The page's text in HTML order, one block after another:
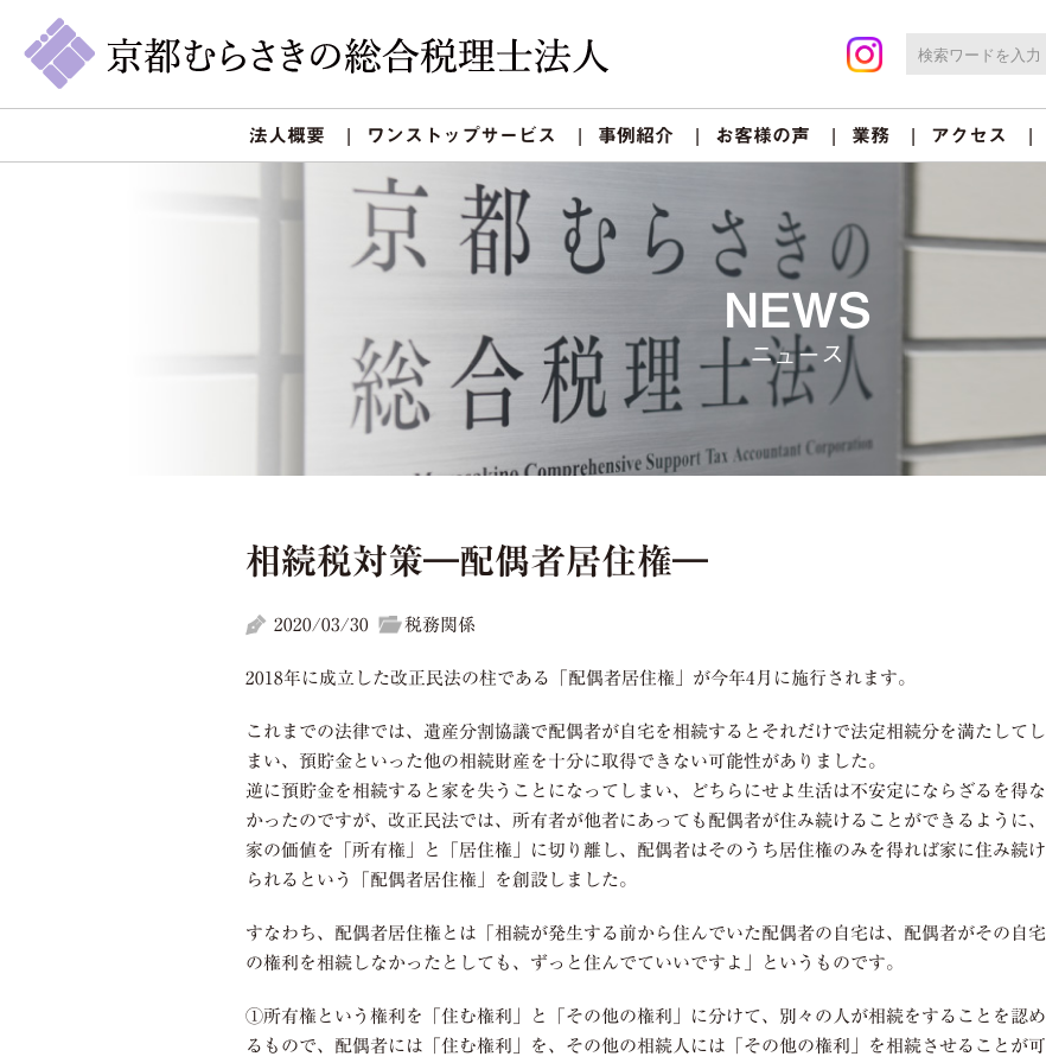
法人概要 ワンストップサービス 事例紹介 お客様の声 業務 アクセス
NEWS
ニュース
相続税対策―配偶者居住権―
2020/03/30 税務関係
2018年に成立した改正民法の柱である「配偶者居住権」が今年4月に施行されます。
これまでの法律では、遺産分割協議で配偶者が自宅を相続するとそれだけで法定相続分を満たしてし
まい、預貯金といった他の相続財産を十分に取得できない可能性がありました。
逆に預貯金を相続すると家を失うことになってしまい、どちらにせよ生活は不安定にならざるを得な
かったのですが、改正民法では、所有者が他者にあっても配偶者が住み続けることができるように、
家の価値を「所有権」と「居住権」に切り離し、配偶者はそのうち居住権のみを得れば家に住み続け
られるという「配偶者居住権」を創設しました。
すなわち、配偶者居住権とは「相続が発生する前から住んでいた配偶者の自宅は、配偶者がその自宅
の権利を相続しなかったとしても、ずっと住んでていいですよ」というものです。
①所有権という権利を「住む権利」と「その他の権利」に分けて、別々の人が相続をすることを認め
るもので、配偶者には「住む権利」を、その他の相続人には「その他の権利」を相続させることが可